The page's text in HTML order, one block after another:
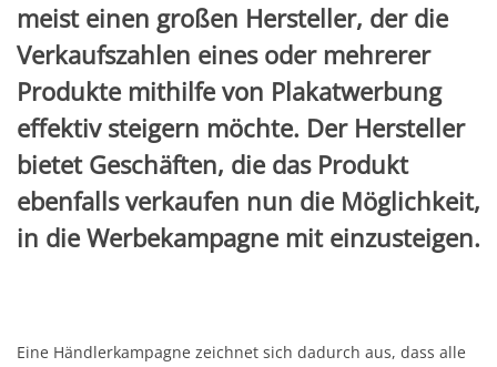
meist einen großen Hersteller, der die
Verkaufszahlen eines oder mehrerer
Produkte mithilfe von Plakatwerbung
effektiv steigern möchte. Der Hersteller
bietet Geschäften, die das Produkt
ebenfalls verkaufen nun die Möglichkeit,
in die Werbekampagne mit einzusteigen.
Eine Händlerkampagne zeichnet sich dadurch aus, dass alle